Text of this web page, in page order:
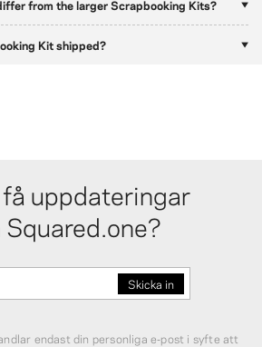
from the larger Scrapbooking Kits?
Kit shipped?
uppdateringar
endast din personliga e‑post i syfte att